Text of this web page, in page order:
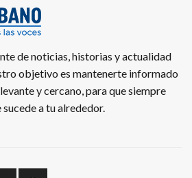
de noticias, historias y actualidad
objetivo es mantenerte informado
y cercano, para que siempre
a tu alrededor.